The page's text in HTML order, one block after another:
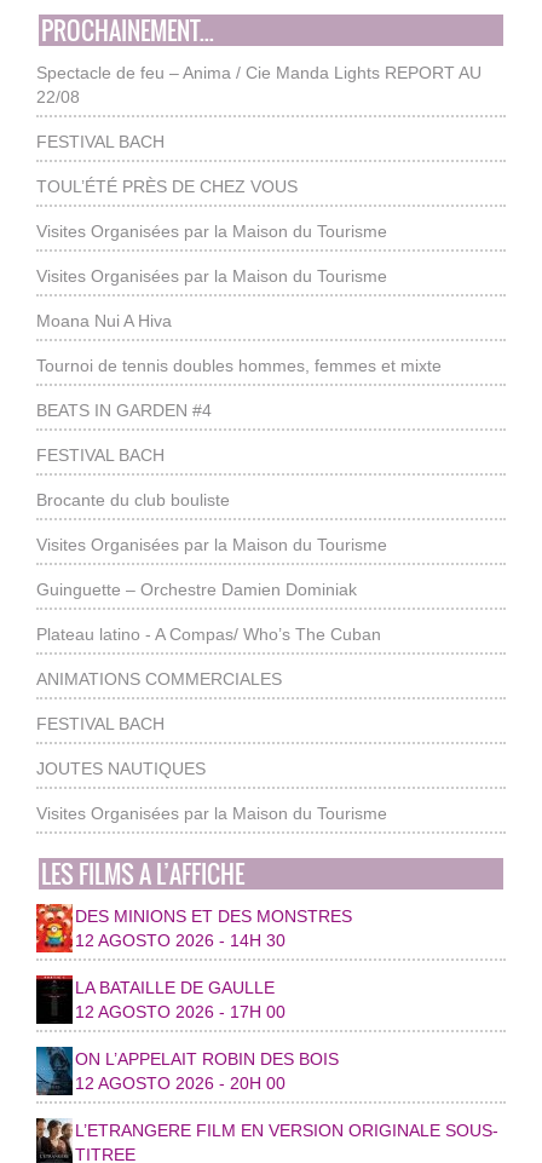
PROCHAINEMENT...
Spectacle de feu – Anima / Cie Manda Lights REPORT AU
22/08
FESTIVAL BACH
TOUL’ÉTÉ PRÈS DE CHEZ VOUS
Visites Organisées par la Maison du Tourisme
Visites Organisées par la Maison du Tourisme
Moana Nui A Hiva
Tournoi de tennis doubles hommes, femmes et mixte
BEATS IN GARDEN #4
FESTIVAL BACH
Brocante du club bouliste
Visites Organisées par la Maison du Tourisme
Guinguette – Orchestre Damien Dominiak
Plateau latino - A Compas/ Who’s The Cuban
ANIMATIONS COMMERCIALES
FESTIVAL BACH
JOUTES NAUTIQUES
Visites Organisées par la Maison du Tourisme
LES FILMS A L’AFFICHE
DES MINIONS ET DES MONSTRES
12 AGOSTO 2026 - 14H 30
LA BATAILLE DE GAULLE
12 AGOSTO 2026 - 17H 00
ON L’APPELAIT ROBIN DES BOIS
12 AGOSTO 2026 - 20H 00
L’ETRANGERE FILM EN VERSION ORIGINALE SOUS-
TITREE